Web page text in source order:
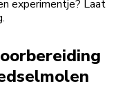
experimentje? Laat